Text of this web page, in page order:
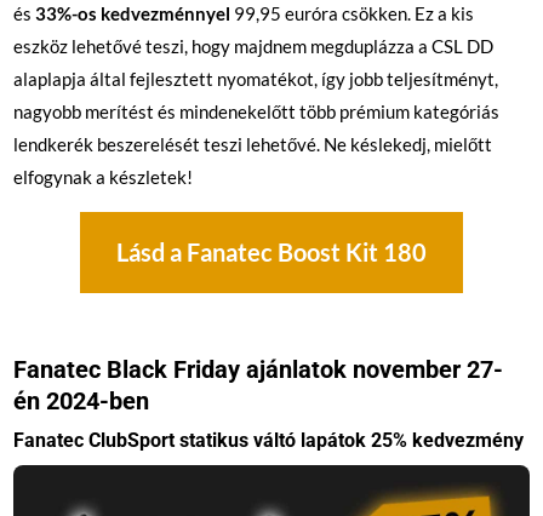
és33%-os kedvezménnyel 99,95 euróra csökken. Ez a kis
eszköz lehetővé teszi, hogy majdnem megduplázza a CSL DD
alaplapja által fejlesztett nyomatékot, így jobb teljesítményt,
nagyobb merítést és mindenekelőtt több prémium kategóriás
lendkerék beszerelését teszi lehetővé. Ne késlekedj, mielőtt
elfogynak a készletek!
Lásd a Fanatec Boost Kit 180
Fanatec Black Friday ajánlatok november 27-
én 2024-ben
Fanatec ClubSport statikus váltó lapátok 25% kedvezmény